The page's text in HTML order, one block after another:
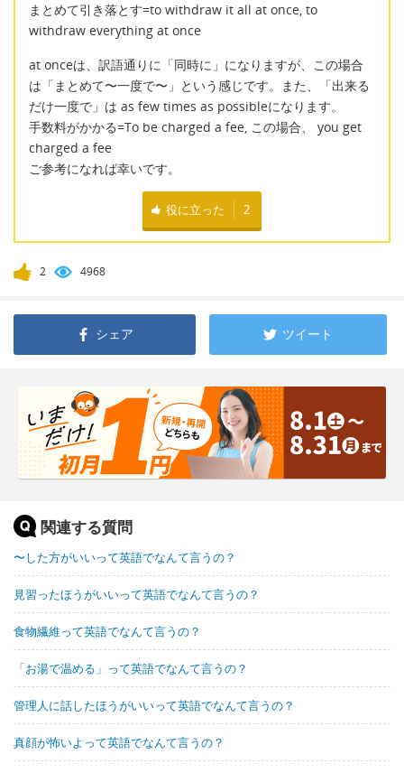
まとめて引き落とす=to withdraw it all at once, to
withdraw everything at once
at onceは、訳語通りに「同時に」になりますが、この場合
は「まとめて〜一度で〜」という感じです。また、「出来る
だけ一度で」は as few times as possibleになります。
手数料がかかる=To be charged a fee, この場合、 you get
charged a fee
ご参考になれば幸いです。
役に立った 2
2 4968
シェア ツイート
関連する質問
〜した方がいいって英語でなんて言うの？
見習ったほうがいいって英語でなんて言うの？
食物繊維って英語でなんて言うの？
「お湯で温める」って英語でなんて言うの？
管理人に話したほうがいいって英語でなんて言うの？
真顔が怖いよって英語でなんて言うの？